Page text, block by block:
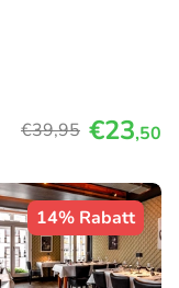
€39,95 €23,50
14% Rabatt